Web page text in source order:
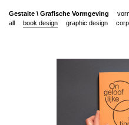
Gestalte \ Grafische Vormgeving
all
book design graphic design